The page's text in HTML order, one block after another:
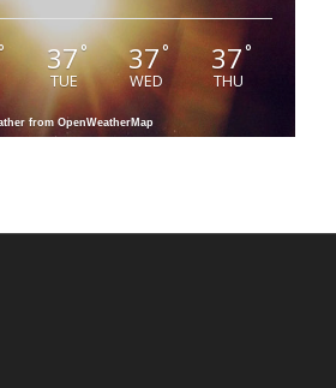
37°
TUE
37°
WED
37°
THU
from OpenWeatherMap